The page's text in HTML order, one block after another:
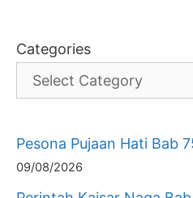
Categories
Pesona Pujaan Hati Bab
09/08/2026